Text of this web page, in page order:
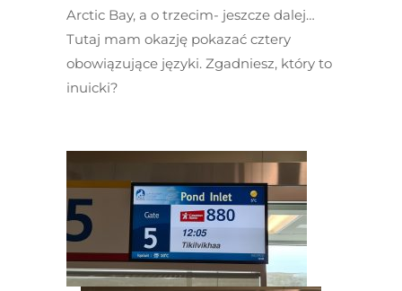
Arctic Bay, a o trzecim- jeszcze dalej…
Tutaj mam okazję pokazać cztery
obowiązujące języki. Zgadniesz, który to
inuicki?